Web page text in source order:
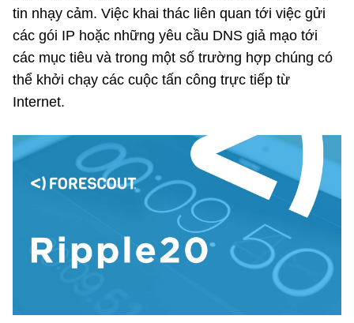
Năng lượng nguyên tử
Tin tổng hợp
Tin địa phương
Chuyển đổi số
Bưu chính, Viễn thông
Sở hữu trí tuệ
Tiêu chuẩn, đo lường, chất lượng
Năng lượng nguyên tử
Khác
Videos
Infographic
Ảnh
Voice
Nhiệm vụ trọng tâm
Vietnamese English
tin nhạy cảm. Việc khai thác liên quan tới việc gửi
các gói IP hoặc những yêu cầu DNS giả mạo tới
các mục tiêu và trong một số trường hợp chúng có
thể khởi chạy các cuộc tấn công trực tiếp từ
Internet.